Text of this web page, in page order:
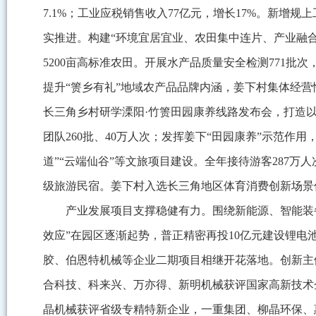
7.1%；工业应税销售收入77亿元，增长17%。新增规
实推进。构建“环境宜居宜业、农田集中连片、产业融
5200亩高标准农田。开展水产品质量安全检测771批
提升“箦乡有礼”地域农产品品牌内涵，姜下村集体经
长三角乡村研学溧阳·竹箦田园康养线路发布会，打造
团队260批、40万人次；发挥姜下“田园康养”示范作
道”“云端仙谷”等文旅项目建设。全年接待游客287万
级旅游民宿。姜下村入选长三角地区体育消费创新场
产业发展项目支撑稳健有力。围绕新能源、智能
效应”在园区逐渐起势，普正精密再投10亿元建设锂
胶、伯恩特机械等企业二期项目相继开花落地。创新
合科技、科来兴、万亦得、新明机械获评国家高新技
晶机械获评省级专精特新企业，一重集团、柳晶环保